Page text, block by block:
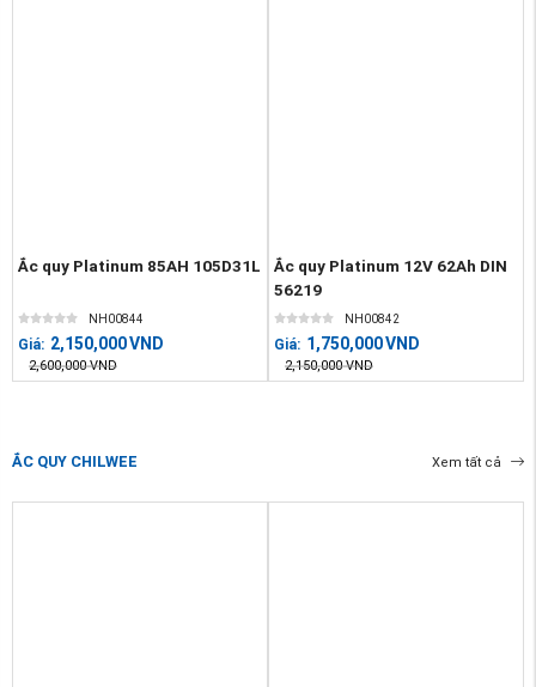
Ắc quy Platinum 85AH 105D31L
NH00844
Giá: 2,150,000VND
2,600,000 VND
Ắc quy Platinum 12V 62Ah DIN
56219
NH00842
Giá: 1,750,000VND
2,150,000 VND
ẮC QUY CHILWEE Xem tất cả